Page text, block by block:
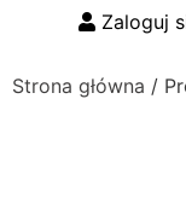
Zaloguj
Strona główna /